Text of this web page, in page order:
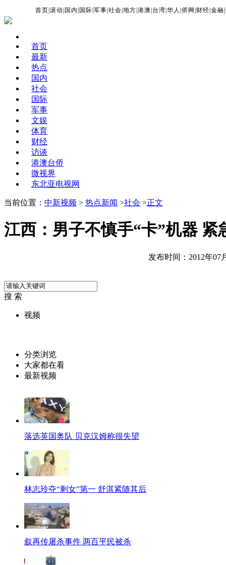
首页 |滚动 国内 国际 |军事 |社会 |地方 |港澳 台湾 |华人 |侨网 财经 |金融 |
首页
最新
热点
国内
社会
国际
军事
文娱
体育
财经
访谈
港澳台侨
微视界
东北亚电视网
当前位置： 中新视频 > 热点新闻 >社会 >正文
江西：男子不慎手“卡”机器 紧
发布时间：2012年07
搜 索
视频
分类浏览
大家都在看
最新视频
落选英国奥队 贝克汉姆称很失望
林志玲夺“剩女”第一 舒淇紧随其后
叙再传屠杀事件 两百平民被杀